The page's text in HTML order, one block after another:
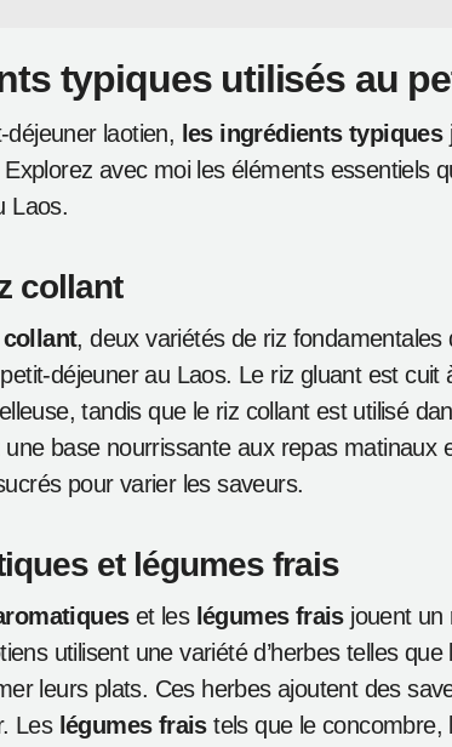
typiques utilisés au
déjeuner laotien, les ingrédients typiques
avec moi les éléments essentiels
Laos.
collant
, deux variétés de riz
déjeuner au Laos. Le riz gluant est cuit
tandis que le riz collant est utilisé
base nourrissante aux repas matinaux
pour varier les saveurs.
et légumes frais
et les légumes fraisjouent un
utilisent une variété d’herbes telles
leurs plats. Ces herbes ajoutent des
Les légumes fraistels que le concombre,